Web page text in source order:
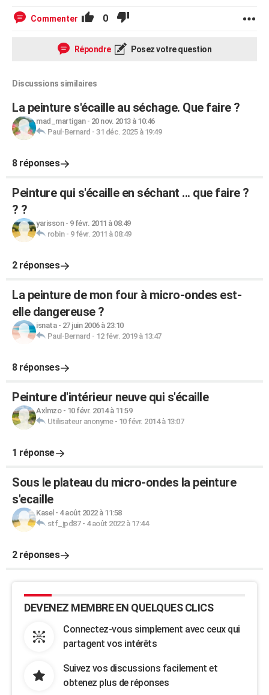
Commenter 0
Répondre Posez votre question
Discussions similaires
La peinture s'écaille au séchage. Que faire ?
mad_martigan- 20 nov. 2013 à 10:46
Paul-Bernard - 31 déc. 2025 à 19:49
8 réponses
Peinture qui s'écaille en séchant ... que faire ?
? ?
yarisson- 9 févr. 2011 à 08:49
robin- 9 févr. 2011 à 08:49
2 réponses
La peinture de mon four à micro-ondes est-
elle dangereuse ?
isnata- 27 juin 2006 à 23:10
Paul-Bernard - 12 févr. 2019 à 13:47
8 réponses
Peinture d'intérieur neuve qui s'écaille
Axlmzo- 10 févr. 2014 à 11:59
Utilisateur anonyme- 10 févr. 2014 à 13:07
1 réponse
Sous le plateau du micro-ondes la peinture
s'ecaille
Kasel - 4 août 2022 à 11:58
stf_jpd87- 4 août 2022 à 17:44
2 réponses
DEVENEZ MEMBRE EN QUELQUES CLICS
Connectez-vous simplement avec ceux qui
partagent vos intérêts
Suivez vos discussions facilement et
obtenez plus de réponses